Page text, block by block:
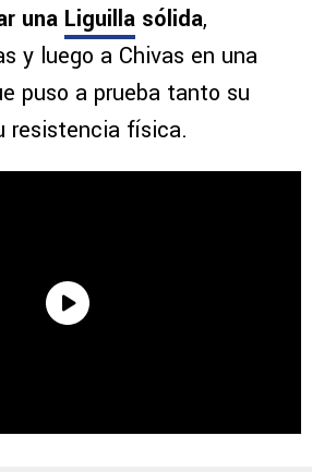
una Liguilla sólida,
y luego a Chivas en una
puso a prueba tanto su
resistencia física.